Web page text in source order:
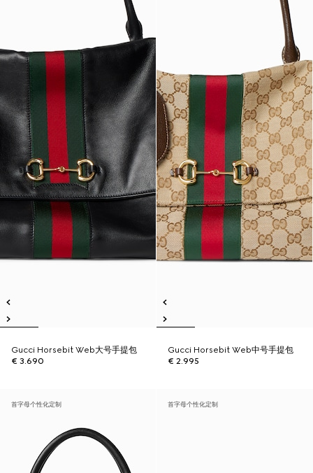
Gucci Horsebit Web大号手提包
€ 3.690
Gucci Horsebit Web中号手提包
€ 2.995
首字母个性化定制 首字母个性化定制